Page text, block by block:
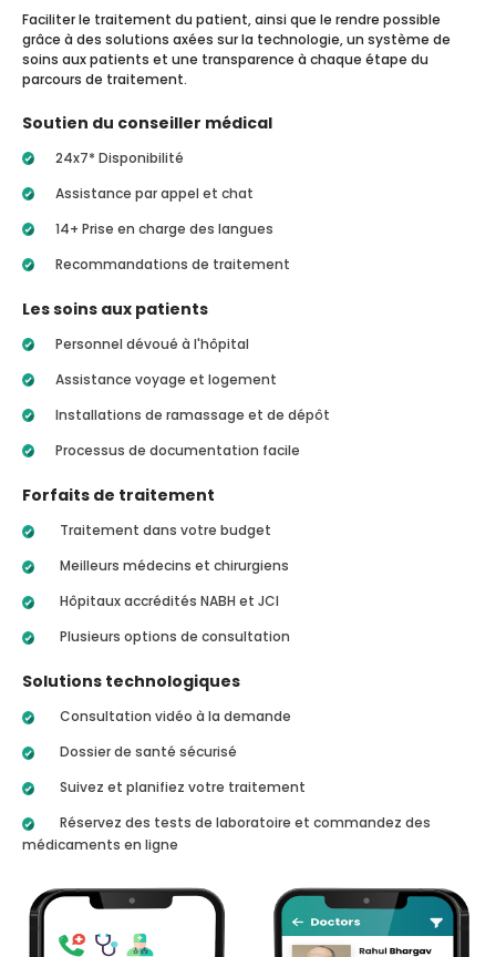
Faciliter le traitement du patient, ainsi que le rendre possible
grâce à des solutions axées sur la technologie, un système de
soins aux patients et une transparence à chaque étape du
parcours de traitement.
Soutien du conseiller médical
24x7* Disponibilité
Assistance par appel et chat
14+ Prise en charge des langues
Recommandations de traitement
Les soins aux patients
Personnel dévoué à l'hôpital
Assistance voyage et logement
Installations de ramassage et de dépôt
Processus de documentation facile
Forfaits de traitement
Traitement dans votre budget
Meilleurs médecins et chirurgiens
Hôpitaux accrédités NABH et JCI
Plusieurs options de consultation
Solutions technologiques
Consultation vidéo à la demande
Dossier de santé sécurisé
Suivez et planifiez votre traitement
Réservez des tests de laboratoire et commandez des
médicaments en ligne